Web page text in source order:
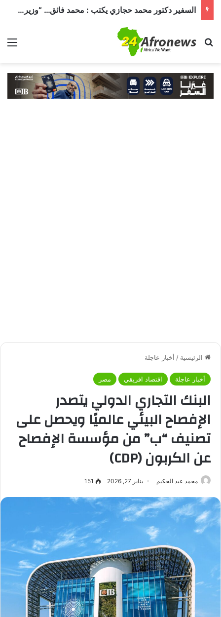
السفير دكتور محمد حجازي يكتب : محمد فائق… “وزير إفريقيا” الذي حمل رسالة القاهرة إلى القارة السمراء
بحث عن
الرئيسية / أخبار عاجلة
أخبار عاجلة اقتصاد افريقي مصر
البنك التجاري الدولي يتصدر
الإفصاح البيئي عالميًا ويحصل على
تصنيف “ب” من مؤسسة الإفصاح
عن الكربون (CDP)
محمد عبد الحكيم يناير 27, 2026 151